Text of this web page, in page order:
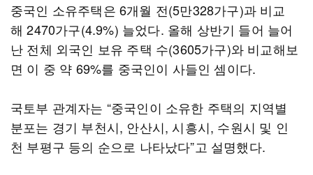
중국인 소유주택은 6개월 전(5만328가구)과 비교
해 2470가구(4.9%) 늘었다. 올해 상반기 들어 늘어
난 전체 외국인 보유 주택 수(3605가구)와 비교해보
면 이 중 약 69%를 중국인이 사들인 셈이다.
국토부 관계자는 “중국인이 소유한 주택의 지역별
분포는 경기 부천시, 안산시, 시흥시, 수원시 및 인
천 부평구 등의 순으로 나타났다”고 설명했다.